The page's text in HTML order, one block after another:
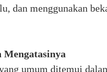
dan menggunakan
Mengatasinya
umum ditemui